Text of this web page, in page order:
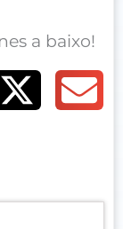
a baixo!